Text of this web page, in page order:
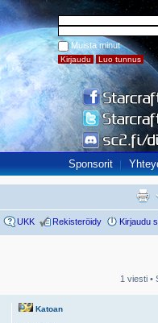
Muista minut
Sponsorit
UKK Rekisteröidy Kirjaudu
1 viesti •
Katoan